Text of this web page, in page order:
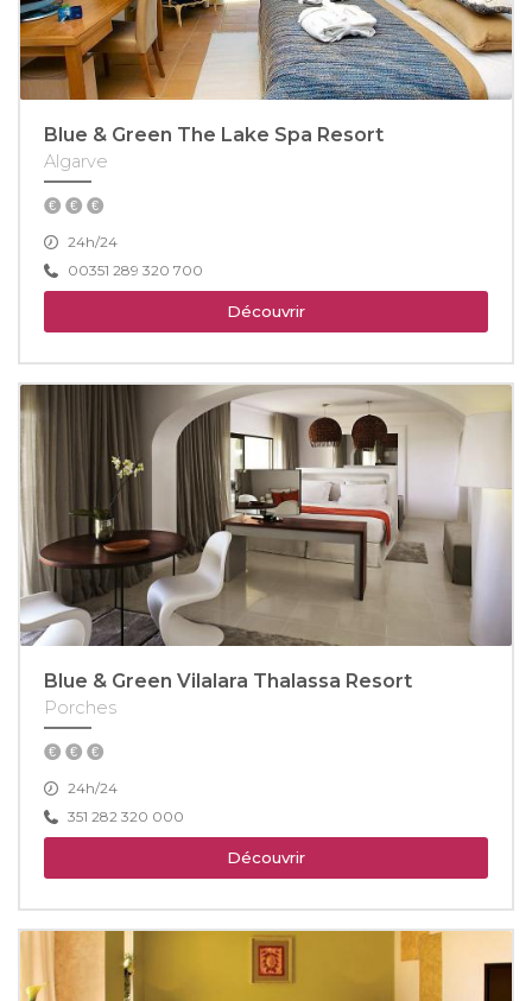
Blue & Green The Lake Spa Resort
Algarve
24h/24
00351 289 320 700
Découvrir
Blue & Green Vilalara Thalassa Resort
Porches
24h/24
351 282 320 000
Découvrir